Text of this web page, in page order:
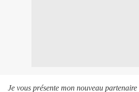
Je vous présente mon nouveau partenaire